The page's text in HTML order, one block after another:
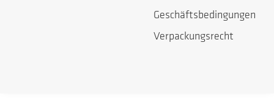
Geschäftsbedingungen
Verpackungsrecht